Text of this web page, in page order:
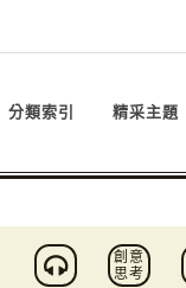
分類索引 精采主題
創意
思考